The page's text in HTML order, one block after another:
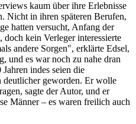
kaum über ihre Erlebnisse
Nicht in ihren späteren Berufen,
hatten versucht, Anfang der
doch kein Verleger interessierte
andere Sorgen", erklärte Edsel,
und es war noch zu nahe dran
indes seien die
deutlicher geworden. Er wolle
sagte der Autor, und er
Männer – es waren freilich auch